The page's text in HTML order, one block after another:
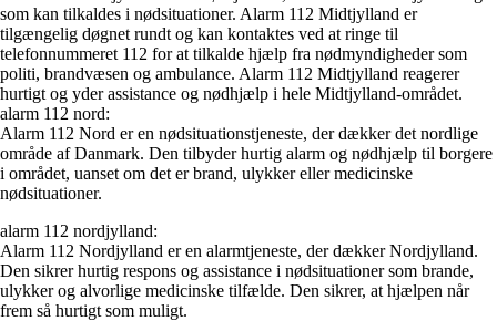
som kan tilkaldes i nødsituationer. Alarm 112 Midtjylland er
tilgængelig døgnet rundt og kan kontaktes ved at ringe til
telefonnummeret 112 for at tilkalde hjælp fra nødmyndigheder som
politi, brandvæsen og ambulance. Alarm 112 Midtjylland reagerer
hurtigt og yder assistance og nødhjælp i hele Midtjylland-området.
alarm 112 nord:
Alarm 112 Nord er en nødsituationstjeneste, der dækker det nordlige
område af Danmark. Den tilbyder hurtig alarm og nødhjælp til borgere
i området, uanset om det er brand, ulykker eller medicinske
nødsituationer.
alarm 112 nordjylland:
Alarm 112 Nordjylland er en alarmtjeneste, der dækker Nordjylland.
Den sikrer hurtig respons og assistance i nødsituationer som brande,
ulykker og alvorlige medicinske tilfælde. Den sikrer, at hjælpen når
frem så hurtigt som muligt.